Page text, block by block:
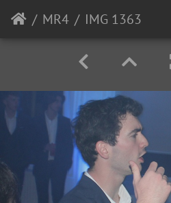
MR4 IMG 1363